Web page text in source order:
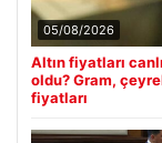
05/08/2026
Altın fiyatları
oldu? Gram,
fiyatları